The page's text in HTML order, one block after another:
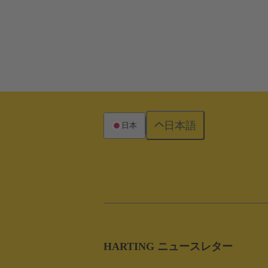
HARTING ニュースレター
日本 日本語